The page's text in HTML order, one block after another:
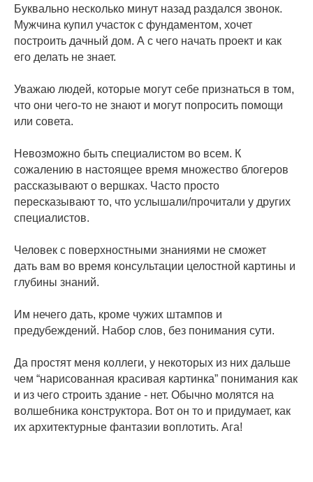
Буквально несколько минут назад раздался звонок.
Мужчина купил участок с фундаментом, хочет
построить дачный дом. А с чего начать проект и как
его делать не знает.
Уважаю людей, которые могут себе признаться в том,
что они чего-то не знают и могут попросить помощи
или совета.
Невозможно быть специалистом во всем. К
сожалению в настоящее время множество блогеров
рассказывают о вершках. Часто просто
пересказывают то, что услышали/прочитали у других
специалистов.
Человек с поверхностными знаниями не сможет
дать вам во время консультации целостной картины и
глубины знаний.
Им нечего дать, кроме чужих штампов и
предубеждений. Набор слов, без понимания сути.
Да простят меня коллеги, у некоторых из них дальше
чем “нарисованная красивая картинка” понимания как
и из чего строить здание - нет. Обычно молятся на
волшебника конструктора. Вот он то и придумает, как
их архитектурные фантазии воплотить. Ага!